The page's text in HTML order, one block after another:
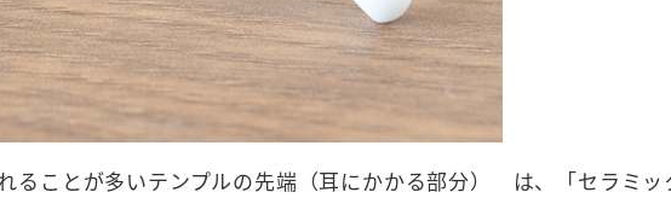
ることが多いテンプルの先端（耳にかかる部分） は、「セラミッ